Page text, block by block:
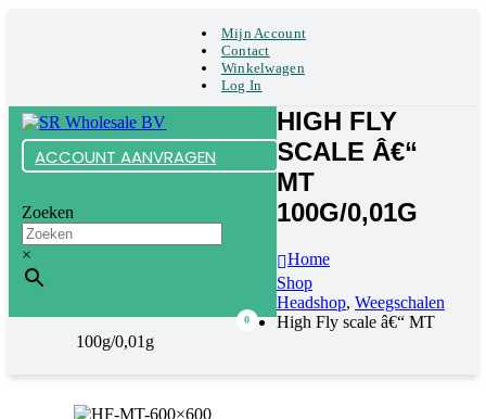
Mijn Account
Contact
Winkelwagen
Log In
ACCOUNT AANVRAGEN
Zoeken
×
0
HIGH FLY
SCALE Â€“
MT
100G/0,01G
Home
Shop
Headshop, Weegschalen
High Fly scale â€“ MT
100g/0,01g